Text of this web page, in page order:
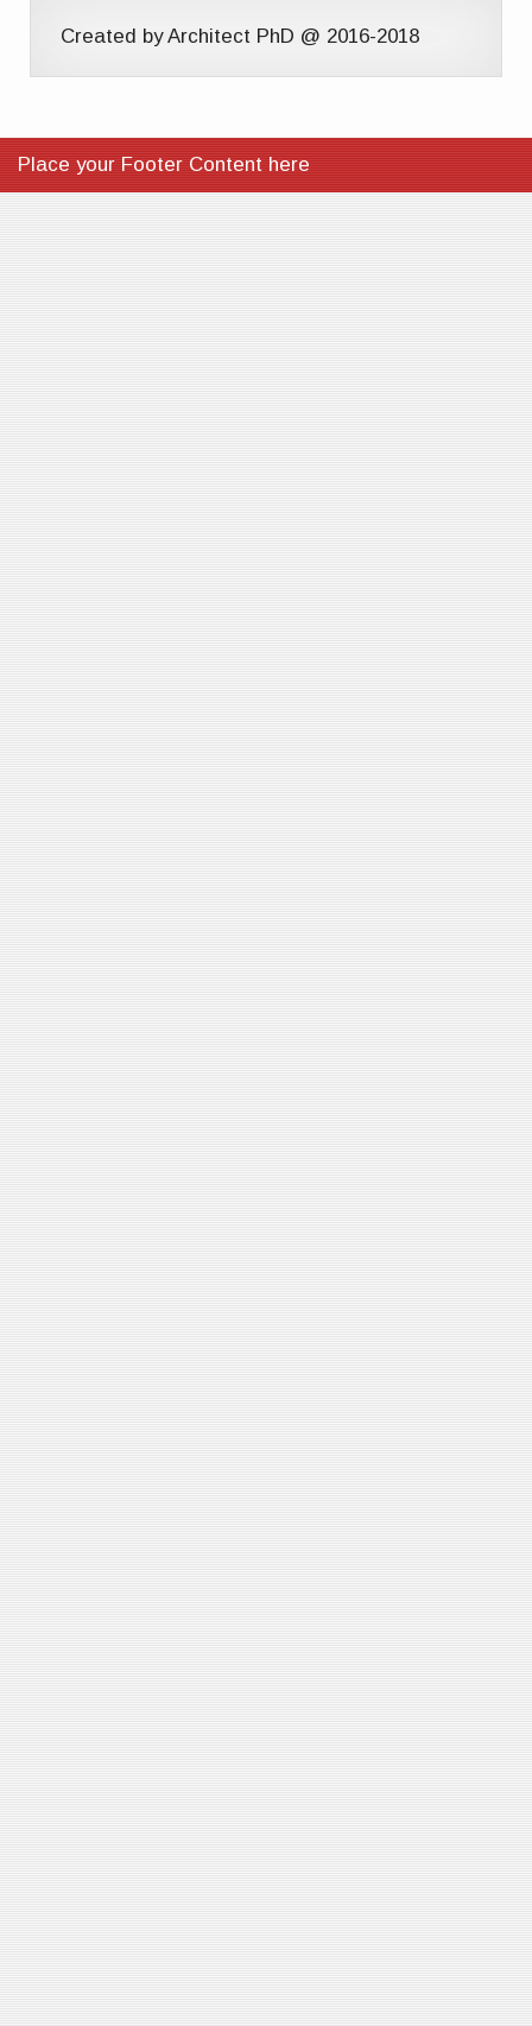
Created by Architect PhD @ 2016-2018
Place your Footer Content here